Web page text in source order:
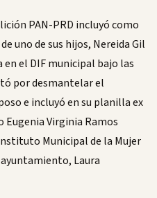
PAN-PRD incluyó como
uno de sus hijos, Nereida Gil
el DIF municipal bajo las
por desmantelar el
e incluyó en su planilla ex
Virginia Ramos
Municipal de la Mujer
Laura